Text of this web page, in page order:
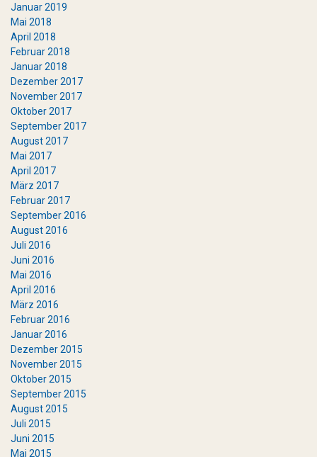
Januar 2019
Mai 2018
April 2018
Februar 2018
Januar 2018
Dezember 2017
November 2017
Oktober 2017
September 2017
August 2017
Mai 2017
April 2017
März 2017
Februar 2017
September 2016
August 2016
Juli 2016
Juni 2016
Mai 2016
April 2016
März 2016
Februar 2016
Januar 2016
Dezember 2015
November 2015
Oktober 2015
September 2015
August 2015
Juli 2015
Juni 2015
Mai 2015